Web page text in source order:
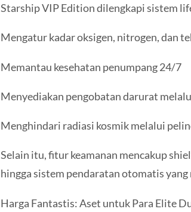
Starship VIP Edition dilengkapi sistem
Mengatur kadar oksigen, nitrogen, dan
Memantau kesehatan penumpang 24/7
Menyediakan pengobatan darurat
Menghindari radiasi kosmik melalui
Selain itu, fitur keamanan mencakup
hingga sistem pendaratan otomatis
Harga Fantastis: Aset untuk Para Elite